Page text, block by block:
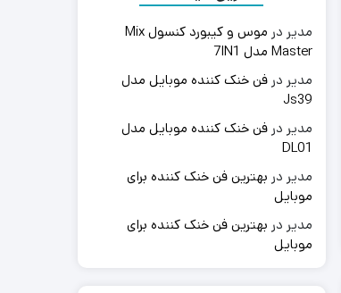
مدیر در
موس و کیبورد کنسول Mix
Master مدل 7IN1
مدیر درفن خنک کننده موبایل مدل
Js39
مدیر درفن خنک کننده موبایل مدل
DL01
مدیر در بهترین فن خنک کننده برای
موبایل
مدیر در بهترین فن خنک کننده برای
موبایل